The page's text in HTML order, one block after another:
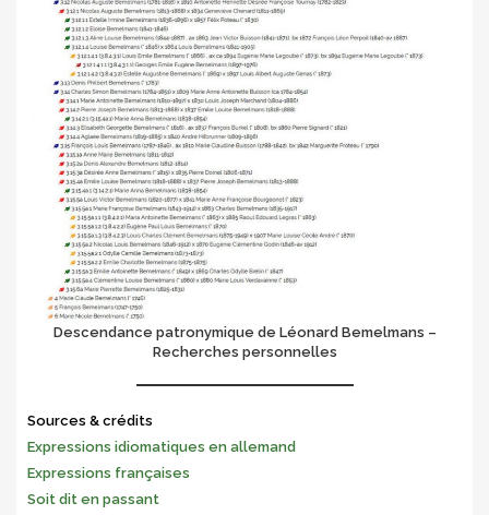
Descendance patronymique de Léonard Bemelmans –
Recherches personnelles
Sources & crédits
Expressions idiomatiques en allemand
Expressions françaises
Soit dit en passant